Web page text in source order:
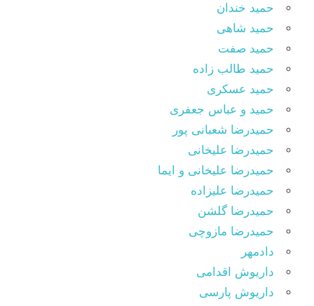
حمید خندان
حمید شاهی
حمید صفت
حمید طالب زاده
حمید عسکری
حمید و عباس جعفری
حمیدرضا شعبانی پور
حمیدرضا علیخانی
حمیدرضا علیخانی و ایما
حمیدرضا علیزاده
حمیدرضا گلشن
حمیدرضا مازوچی
دادمهر
داریوش اقدامی
داریوش پارسی